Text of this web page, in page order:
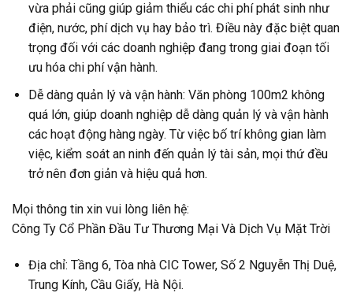
vừa phải cũng giúp giảm thiểu các chi phí phát sinh như
điện, nước, phí dịch vụ hay bảo trì. Điều này đặc biệt quan
trọng đối với các doanh nghiệp đang trong giai đoạn tối
ưu hóa chi phí vận hành.
Dễ dàng quản lý và vận hành: Văn phòng 100m2 không
quá lớn, giúp doanh nghiệp dễ dàng quản lý và vận hành
các hoạt động hàng ngày. Từ việc bố trí không gian làm
việc, kiểm soát an ninh đến quản lý tài sản, mọi thứ đều
trở nên đơn giản và hiệu quả hơn.
Mọi thông tin xin vui lòng liên hệ:
Công Ty Cổ Phần Đầu Tư Thương Mại Và Dịch Vụ Mặt Trời
Địa chỉ: Tầng 6, Tòa nhà CIC Tower, Số 2 Nguyễn Thị Duệ,
Trung Kính, Cầu Giấy, Hà Nội.